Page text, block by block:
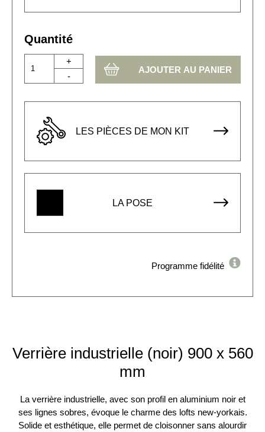
Quantité
+
-
LES PIÈCES DE MON KIT
LA POSE
Programme fidélité
Verrière industrielle (noir) 900 x 560
mm
La verrière industrielle, avec son profil en aluminium noir et
ses lignes sobres, évoque le charme des lofts new-yorkais.
Solide et esthétique, elle permet de cloisonner sans alourdir